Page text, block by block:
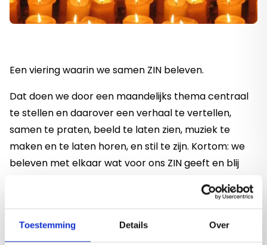
Toestemming Details Over
Een viering waarin we samen ZIN beleven.
Dat doen we door een maandelijks thema centraal
te stellen en daarover een verhaal te vertellen,
samen te praten, beeld te laten zien, muziek te
maken en te laten horen, en stil te zijn. Kortom: we
beleven met elkaar wat voor ons ZIN geeft en blij
Gezellig als je er weer bij bent!